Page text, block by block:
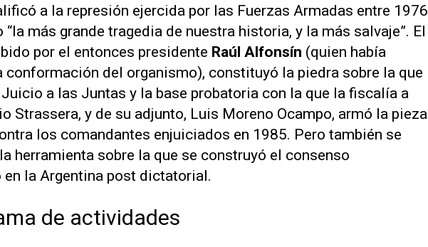
a la represión ejercida por las Fuerzas Armadas entre 1976
más grande tragedia de nuestra historia, y la más salvaje”. El
por el entonces presidente Raúl Alfonsín (quien había
conformación del organismo), constituyó la piedra sobre la que
a las Juntas y la base probatoria con la que la fiscalía a
Strassera, y de su adjunto, Luis Moreno Ocampo, armó la pieza
los comandantes enjuiciados en 1985. Pero también se
herramienta sobre la que se construyó el consenso
la Argentina post dictatorial.
de actividades